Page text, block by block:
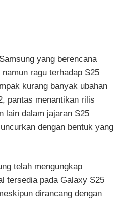
yang berencana
ragu terhadap S25
kurang banyak ubahan
pantas menantikan rilis
lain dalam jajaran S25
dengan bentuk yang
telah mengungkap
tersedia pada Galaxy S25
dirancang dengan